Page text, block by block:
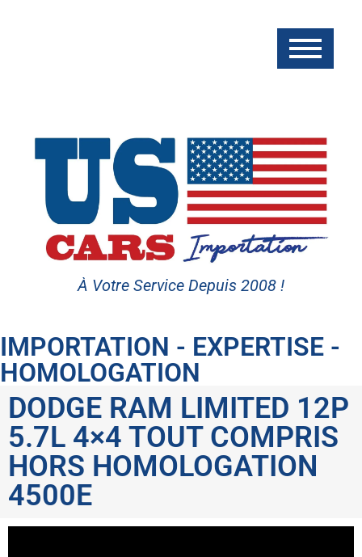
À Votre Service Depuis 2008 !
IMPORTATION - EXPERTISE -
HOMOLOGATION
DODGE RAM LIMITED 12P
5.7L 4×4 TOUT COMPRIS
HORS HOMOLOGATION
4500E